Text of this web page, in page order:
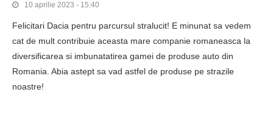
10 aprilie 2023 - 15:40
Felicitari Dacia pentru parcursul stralucit! E minunat sa vedem
cat de mult contribuie aceasta mare companie romaneasca la
diversificarea si imbunatatirea gamei de produse auto din
Romania. Abia astept sa vad astfel de produse pe strazile
noastre!